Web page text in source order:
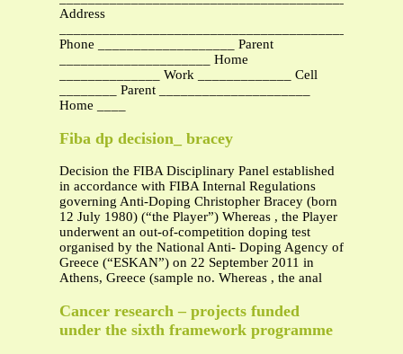
Address
Phone ___________________ Parent
_____________________ Home
______________ Work _____________ Cell
________ Parent _____________________
Home ____
Fiba dp decision_ bracey
Decision the FIBA Disciplinary Panel established
in accordance with FIBA Internal Regulations
governing Anti-Doping Christopher Bracey (born
12 July 1980) (“the Player”) Whereas , the Player
underwent an out-of-competition doping test
organised by the National Anti- Doping Agency of
Greece (“ESKAN”) on 22 September 2011 in
Athens, Greece (sample no. Whereas , the anal
Cancer research – projects funded
under the sixth framework programme